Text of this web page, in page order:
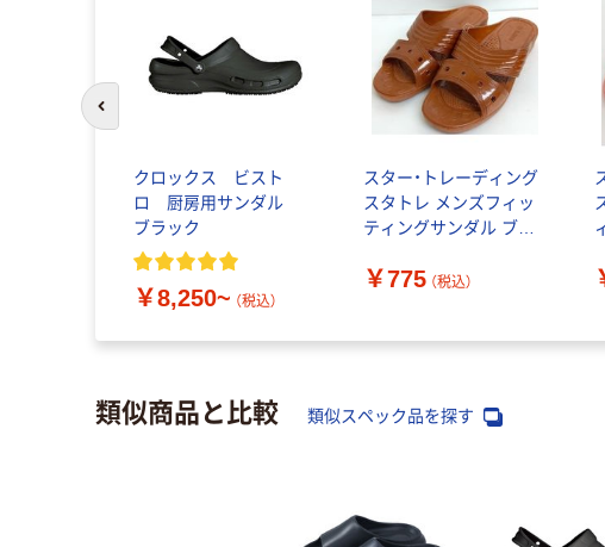
クロックス ビスト
ロ 厨房用サンダル
ブラック
￥8,250~ （税込）
スター・トレーディング
スタトレ メンズフィッ
ティングサンダル ブラ
569-1351（直送品）
￥775 （税込）
類似商品と比較 類似スペック品を探す